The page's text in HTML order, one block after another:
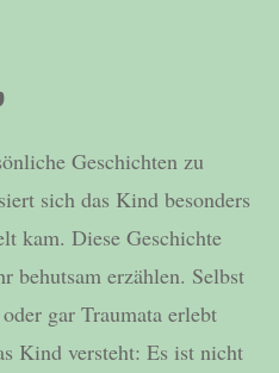
Geschichten zu
sich das Kind besonders
kam. Diese Geschichte
behutsam erzählen. Selbst
gar Traumata erlebt
Kind versteht: Es ist nicht